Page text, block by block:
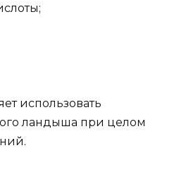
использовать
ландыша при целом